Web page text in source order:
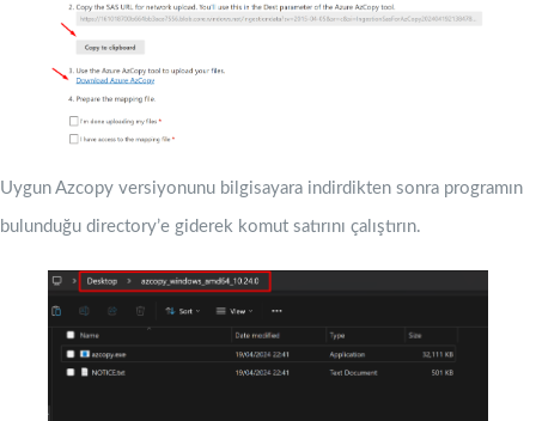
Uygun Azcopy versiyonunu bilgisayara indirdikten sonra programın
bulunduğu directory’e giderek komut satırını çalıştırın.